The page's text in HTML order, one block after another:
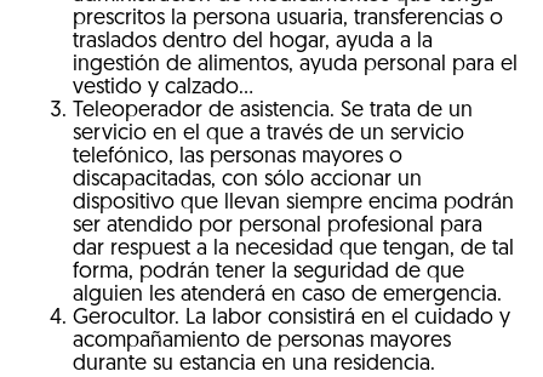
prescritos la persona usuaria, transferencias o
traslados dentro del hogar, ayuda a la
ingestión de alimentos, ayuda personal para el
vestido y calzado…
Teleoperador de asistencia. Se trata de un
servicio en el que a través de un servicio
telefónico, las personas mayores o
discapacitadas, con sólo accionar un
dispositivo que llevan siempre encima podrán
ser atendido por personal profesional para
dar respuest a la necesidad que tengan, de tal
forma, podrán tener la seguridad de que
alguien les atenderá en caso de emergencia.
Gerocultor. La labor consistirá en el cuidado y
acompañamiento de personas mayores
durante su estancia en una residencia.